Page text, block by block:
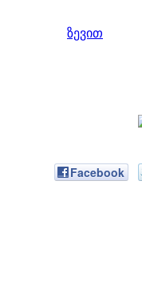
ზევით
Facebook